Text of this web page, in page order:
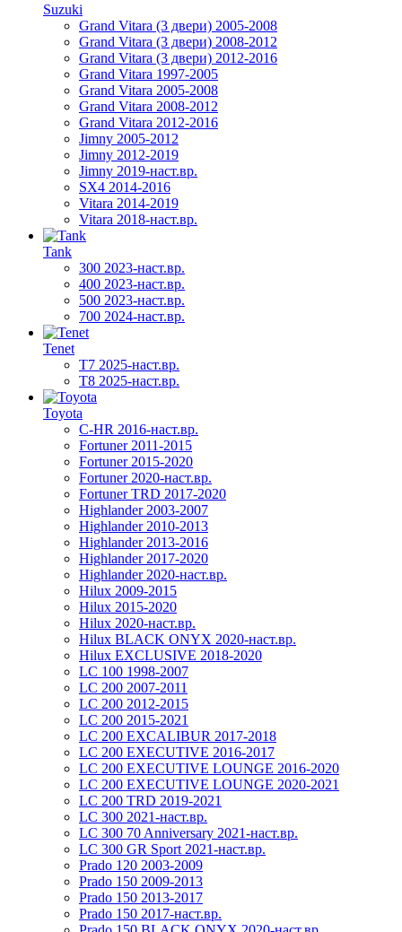
Suzuki
Grand Vitara (3 двери) 2005-2008
Grand Vitara (3 двери) 2008-2012
Grand Vitara (3 двери) 2012-2016
Grand Vitara 1997-2005
Grand Vitara 2005-2008
Grand Vitara 2008-2012
Grand Vitara 2012-2016
Jimny 2005-2012
Jimny 2012-2019
Jimny 2019-наст.вр.
SX4 2014-2016
Vitara 2014-2019
Vitara 2018-наст.вр.
Tank
300 2023-наст.вр.
400 2023-наст.вр.
500 2023-наст.вр.
700 2024-наст.вр.
Tenet
T7 2025-наст.вр.
T8 2025-наст.вр.
Toyota
C-HR 2016-наст.вр.
Fortuner 2011-2015
Fortuner 2015-2020
Fortuner 2020-наст.вр.
Fortuner TRD 2017-2020
Highlander 2003-2007
Highlander 2010-2013
Highlander 2013-2016
Highlander 2017-2020
Highlander 2020-наст.вр.
Hilux 2009-2015
Hilux 2015-2020
Hilux 2020-наст.вр.
Hilux BLACK ONYX 2020-наст.вр.
Hilux EXCLUSIVE 2018-2020
LC 100 1998-2007
LC 200 2007-2011
LC 200 2012-2015
LC 200 2015-2021
LC 200 EXCALIBUR 2017-2018
LC 200 EXECUTIVE 2016-2017
LC 200 EXECUTIVE LOUNGE 2016-2020
LC 200 EXECUTIVE LOUNGE 2020-2021
LC 200 TRD 2019-2021
LC 300 2021-наст.вр.
LC 300 70 Anniversary 2021-наст.вр.
LC 300 GR Sport 2021-наст.вр.
Prado 120 2003-2009
Prado 150 2009-2013
Prado 150 2013-2017
Prado 150 2017-наст.вр.